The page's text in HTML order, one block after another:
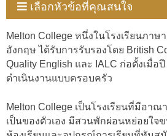
เลือกหัวข้อที่คุณสนใจ
Melton College หนึ่งในโรงเรียนภา
อังกฤษ ได้รับการรับรองโดย British
Quality English และ IALC ก่อตั้งเมื่อ
ดำเนินงานแบบครอบครัว
Melton College เป็นโรงเรียนที่มีอาณ
เป็นของตัวเอง มีสวนพักผ่อนหย่อยใจ